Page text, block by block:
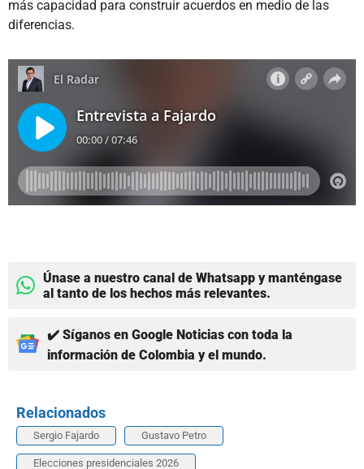
más capacidad para construir acuerdos en medio de las
diferencias.
Únase a nuestro canal de Whatsapp y manténgase
al tanto de los hechos más relevantes.
✔️ Síganos en Google Noticias con toda la
información de Colombia y el mundo.
Relacionados
Sergio Fajardo Gustavo Petro
Elecciones presidenciales 2026